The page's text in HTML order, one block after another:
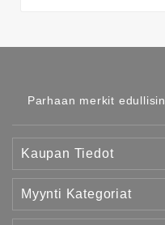
Parhaan merkit
Kaupan Tiedot
Myynti Kategoriat